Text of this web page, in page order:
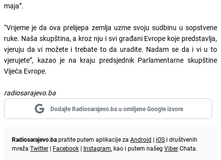
maja”.
“Vrijeme je da ova prelijepa zemlja uzme svoju sudbinu u sopstvene
ruke. Naša skupština, a kroz nju i svi građani Evrope koje predstavlja,
vjeruju da vi možete i trebate to da uradite. Nadam se da i vi u to
vjerujete”, kazao je na kraju predsjednik Parlamentarne skupštine
Vijeća Evrope.
radiosarajevo.ba
Dodajte Radiosarajevo.ba u omiljene Google izvore
Radiosarajevo.bapratite putem aplikacije za Android | iOS i društvenih
mreža Twitter | Facebook | Instagram, kao i putem našeg ViberChata.